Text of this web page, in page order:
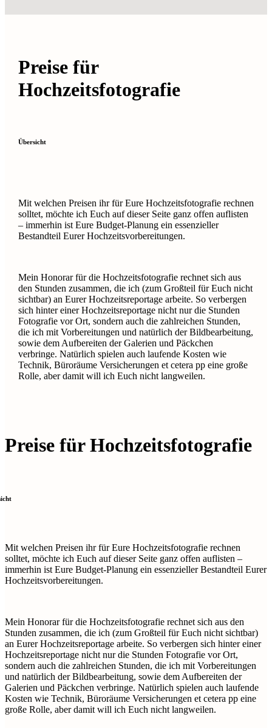
Preise für
Hochzeitsfotografie
Übersicht
Mit welchen Preisen ihr für Eure Hochzeitsfotografie rechnen
solltet, möchte ich Euch auf dieser Seite ganz offen auflisten
– immerhin ist Eure Budget-Planung ein essenzieller
Bestandteil Eurer Hochzeitsvorbereitungen.
Mein Honorar für die Hochzeitsfotografie rechnet sich aus
den Stunden zusammen, die ich (zum Großteil für Euch nicht
sichtbar) an Eurer Hochzeitsreportage arbeite. So verbergen
sich hinter einer Hochzeitsreportage nicht nur die Stunden
Fotografie vor Ort, sondern auch die zahlreichen Stunden,
die ich mit Vorbereitungen und natürlich der Bildbearbeitung,
sowie dem Aufbereiten der Galerien und Päckchen
verbringe. Natürlich spielen auch laufende Kosten wie
Technik, Büroräume Versicherungen et cetera ppeine große
Rolle, aber damit will ich Euch nicht langweilen.
Preise für Hochzeitsfotografie
Mit welchen Preisen ihr für Eure Hochzeitsfotografie rechnen
solltet, möchte ich Euch auf dieser Seite ganz offen auflisten –
immerhin ist Eure Budget-Planung ein essenzieller Bestandteil Eurer
Hochzeitsvorbereitungen.
Mein Honorar für die Hochzeitsfotografie rechnet sich aus den
Stunden zusammen, die ich (zum Großteil für Euch nicht sichtbar)
an Eurer Hochzeitsreportage arbeite. So verbergen sich hinter einer
Hochzeitsreportage nicht nur die Stunden Fotografie vor Ort,
sondern auch die zahlreichen Stunden, die ich mit Vorbereitungen
und natürlich der Bildbearbeitung, sowie dem Aufbereiten der
Galerien und Päckchen verbringe. Natürlich spielen auch laufende
Kosten wie Technik, Büroräume Versicherungen et cetera pp eine
große Rolle, aber damit will ich Euch nicht langweilen.